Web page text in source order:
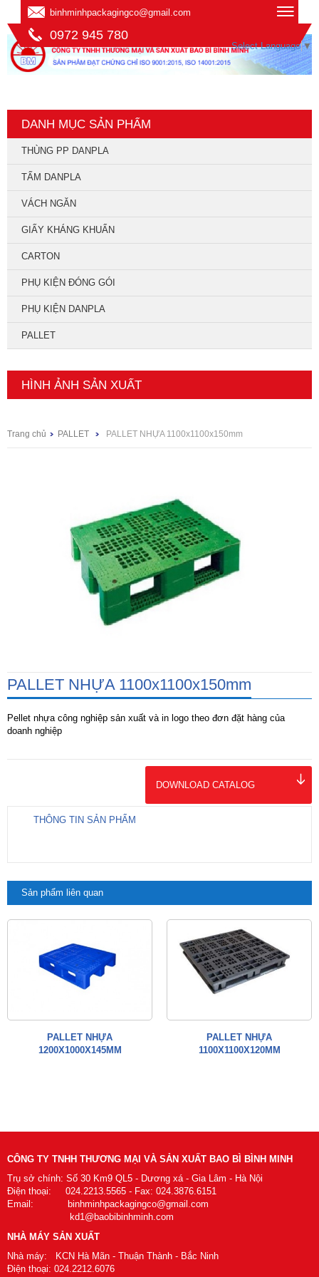
binhminhpackagingco@gmail.com
0972 945 780
Select Language ▼
DANH MỤC SẢN PHẨM
THÙNG PP DANPLA
TẤM DANPLA
VÁCH NGĂN
GIẤY KHÁNG KHUẨN
CARTON
PHỤ KIỆN ĐÓNG GÓI
PHỤ KIỆN DANPLA
PALLET
HÌNH ẢNH SẢN XUẤT
Trang chủ PALLET PALLET NHỰA 1100x1100x150mm
PALLET NHỰA 1100x1100x150mm
Pellet nhựa công nghiệp sản xuất và in logo theo đơn đặt hàng của
doanh nghiệp
DOWNLOAD CATALOG
THÔNG TIN SẢN PHẨM
Sản phẩm liên quan
PALLET NHỰA
1200X1000X145MM
PALLET NHỰA
1100X1100X120MM
CÔNG TY TNHH THƯƠNG MẠI VÀ SẢN XUẤT BAO BÌ BÌNH MINH
Trụ sở chính: Số 30 Km9 QL5 - Dương xá - Gia Lâm - Hà Nội
Điện thoại: 024.2213.5565 - Fax: 024.3876.6151
Email: binhminhpackagingco@gmail.com
kd1@baobibinhminh.com
NHÀ MÁY SẢN XUẤT
Nhà máy: KCN Hà Mãn - Thuận Thành - Bắc Ninh
Điện thoại: 024.2212.6076